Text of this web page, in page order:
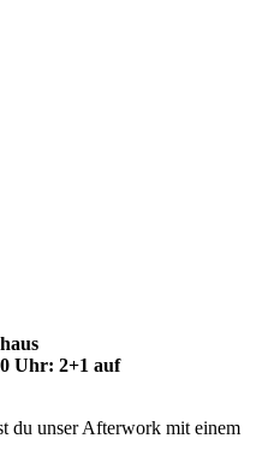
Uhr: 2+1 auf
du unser Afterwork mit einem